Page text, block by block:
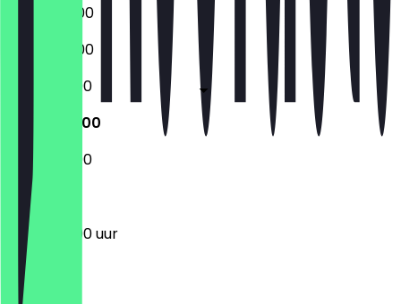
14:00 - 23:00
14:00 - 23:00
12:00 - 23:00
12:00 - 23:00
12:00 - 23:00
12:00 - 23:00 uur